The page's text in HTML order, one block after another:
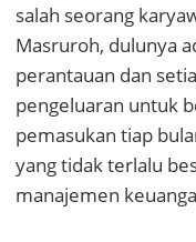
salah seorang
Masruroh, dulunya
perantauan dan
pengeluaran untuk
pemasukan tiap
yang tidak terlalu
manajemen